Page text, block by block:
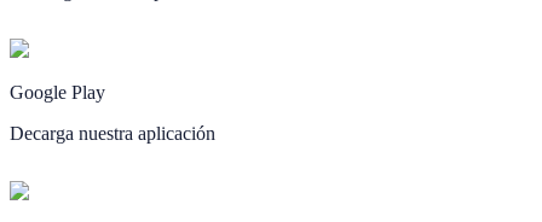
Google Play
Decarga nuestra aplicación